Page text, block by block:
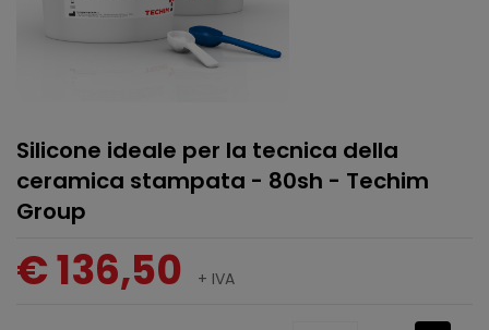
Silicone ideale per la tecnica della
ceramica stampata - 80sh - Techim
Group
€ 136,50 + IVA